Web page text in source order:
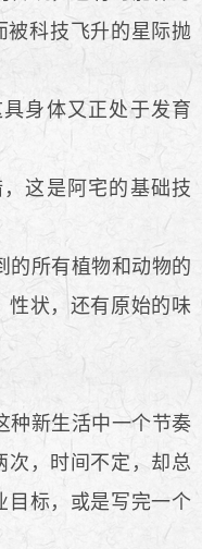
被科技飞升的星际抛
身体又正处于发育
这是阿宅的基础技
所有植物和动物的
性状，还有原始的味
新生活中一个节奏
次，时间不定，却总
目标，或是写完一个